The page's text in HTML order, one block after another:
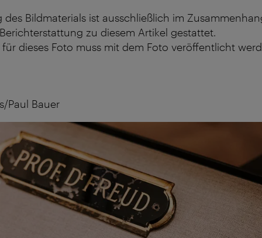
des Bildmaterials ist ausschließlich im
zu diesem Artikel gestattet.
dieses Foto muss mit dem Foto veröffentlicht
Paul Bauer